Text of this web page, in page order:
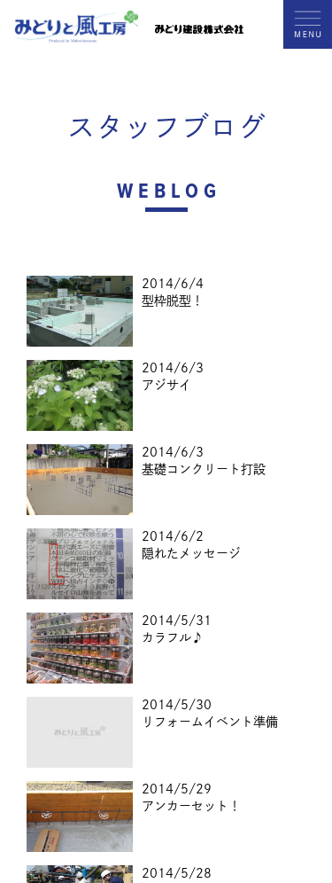
スタッフブログ
WEBLOG
2014/6/4
型枠脱型！
2014/6/3
アジサイ
2014/6/3
基礎コンクリート打設
2014/6/2
隠れたメッセージ
2014/5/31
カラフル♪
2014/5/30
リフォームイベント準備
2014/5/29
アンカーセット！
2014/5/28